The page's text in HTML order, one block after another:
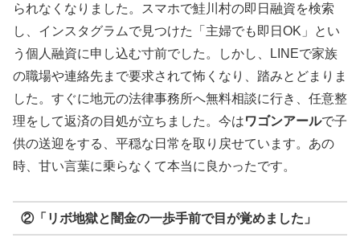
られなくなりました。スマホで鮭川村の即日融資を検索
し、インスタグラムで見つけた「主婦でも即日OK」とい
う個人融資に申し込む寸前でした。しかし、LINEで家族
の職場や連絡先まで要求されて怖くなり、踏みとどまりま
した。すぐに地元の法律事務所へ無料相談に行き、任意整
理をして返済の目処が立ちました。今はワゴンアールで子
供の送迎をする、平穏な日常を取り戻せています。あの
時、甘い言葉に乗らなくて本当に良かったです。
②「リボ地獄と闇金の一歩手前で目が覚めました」